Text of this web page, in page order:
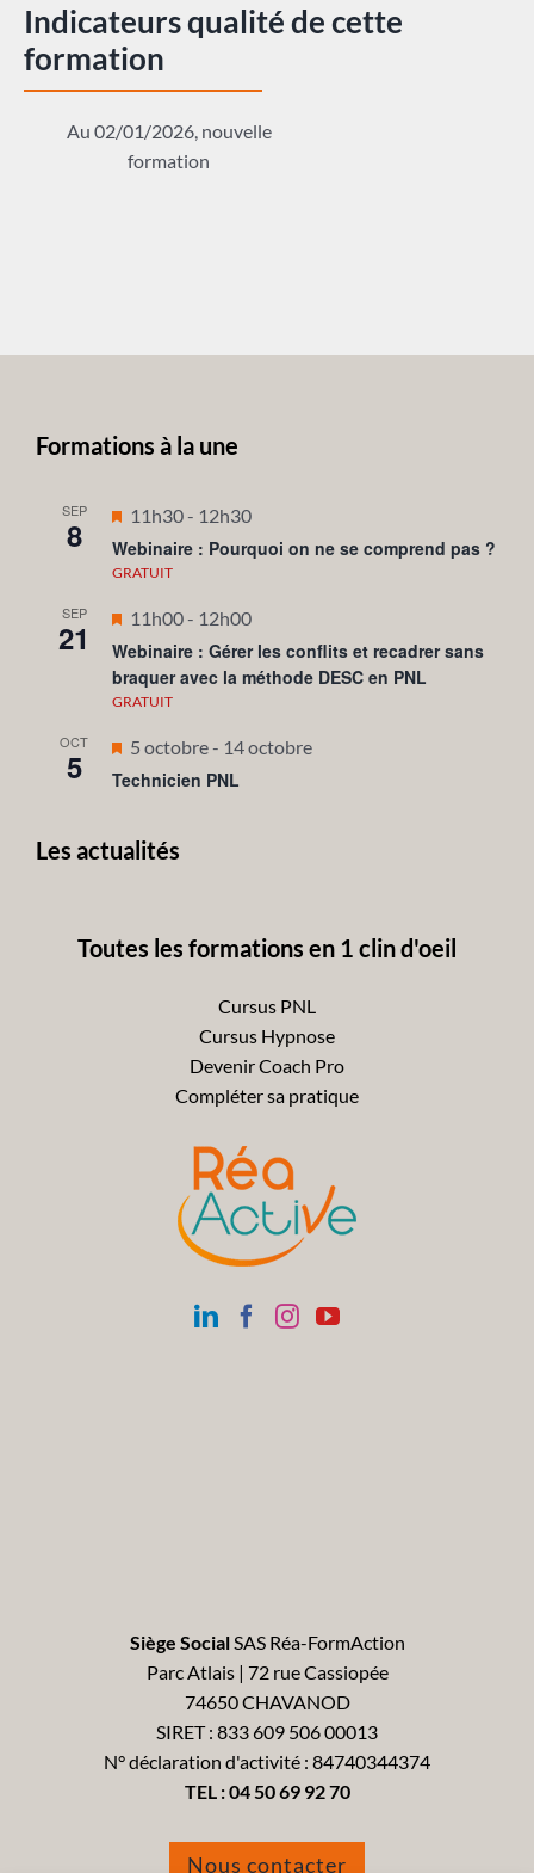
Indicateurs qualité de cette
formation
Au 02/01/2026, nouvelle
formation
Formations à la une
SEP
8
Mis
en
avant
11h30- 12h30
Webinaire : Pourquoi on ne se comprend pas ?
GRATUIT
SEP
21
Mis
en
avant
11h00- 12h00
Webinaire : Gérer les conflits et recadrer sans
braquer avec la méthode DESC en PNL
GRATUIT
OCT
5
Mis
en
5 octobre- 14 octobre
Technicien PNL
Les actualités
Toutes les formations en 1 clin d'oeil
Cursus PNL
Cursus Hypnose
Devenir Coach Pro
Compléter sa pratique
Siège SocialSAS Réa-FormAction
Parc Atlais | 72 rue Cassiopée
74650 CHAVANOD
SIRET : 833 609 506 00013
N° déclaration d'activité : 84740344374
TEL :04 50 69 92 70
Nous contacter